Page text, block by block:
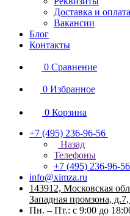
Доставка и оплата
Вакансии
Блог
Контакты
0 Сравнение
0 Избранное
0 Корзина
+7 (495) 236-96-56
Назад
Телефоны
+7 (495) 236-96-56
info@ximza.ru
143912, Московская
Западная промзона,
Пн. – Пт.: с 9:00 до